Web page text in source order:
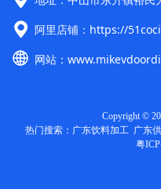
阿里店铺： https://
网站：
Copyright ©
热门搜索： 广东饮料加工 广东
粤